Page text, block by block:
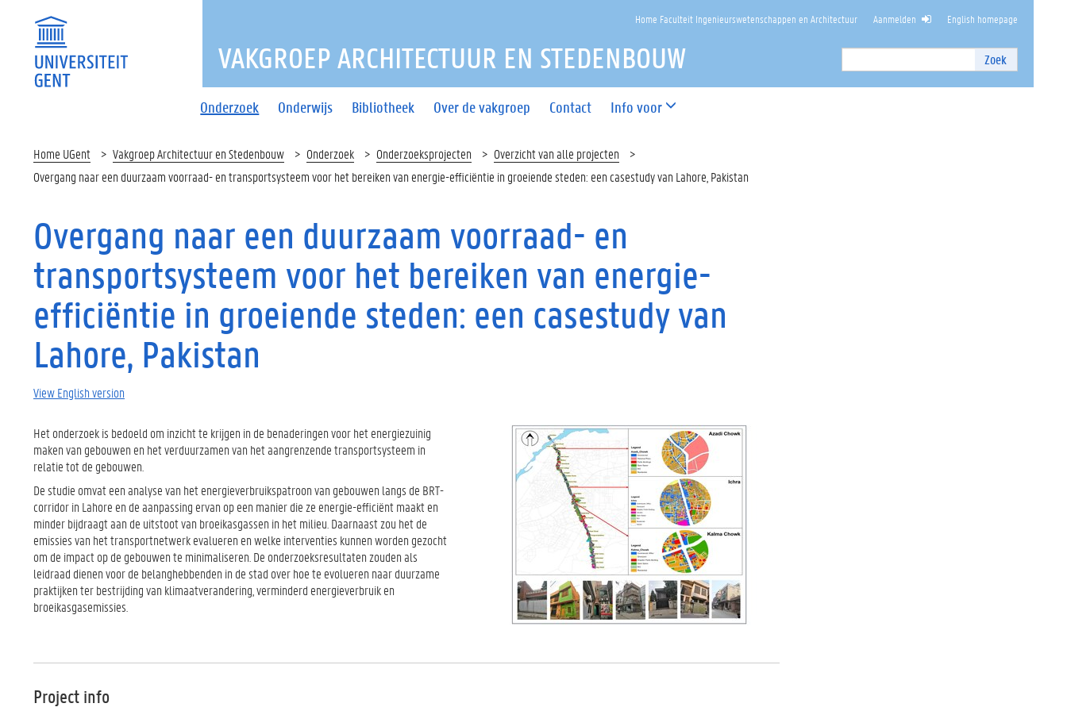
Zoek
Zoek
Home Faculteit Ingenieurswetenschappen en Architectuur Aanmelden English homepage
Onderzoek Onderwijs Bibliotheek Over de vakgroep Contact Info voor
VAKGROEP ARCHITECTUUR EN STEDENBOUW
Home UGent Vakgroep Architectuur en Stedenbouw Onderzoek Onderzoeksprojecten
Overzicht van alle projecten
Overgang naar een duurzaam voorraad- en transportsysteem voor het bereiken van energie-efficiëntie in groeiende steden: een casestudy van Lahore, Pakistan
Overgang naar een duurzaam voorraad- en
transportsysteem voor het bereiken van energie-
efficiëntie in groeiende steden: een casestudy van
Lahore, Pakistan
View English version
Het onderzoek is bedoeld om inzicht te krijgen in de benaderingen voor het energiezuinig
maken van gebouwen en het verduurzamen van het aangrenzende transportsysteem in
relatie tot de gebouwen.
De studie omvat een analyse van het energieverbruikspatroon van gebouwen langs de BRT-
corridor in Lahore en de aanpassing ervan op een manier die ze energie-efficiënt maakt en
minder bijdraagt ​​aan de uitstoot van broeikasgassen in het milieu. Daarnaast zou het de
emissies van het transportnetwerk evalueren en welke interventies kunnen worden gezocht
om de impact op de gebouwen te minimaliseren. De onderzoeksresultaten zouden als
leidraad dienen voor de belanghebbenden in de stad over hoe te evolueren naar duurzame
praktijken ter bestrijding van klimaatverandering, verminderd energieverbruik en
broeikasgasemissies.
Project info